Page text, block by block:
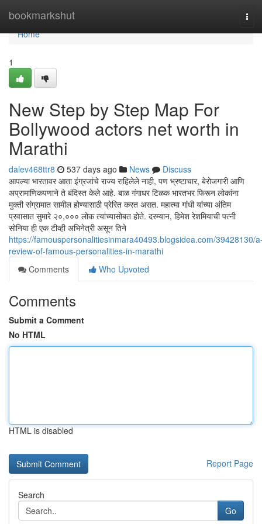
bookmarkshut
Home
Home
1
New Step by Step Map For
Bollywood actors net worth in
Marathi
dalev468ttr8 537 days ago News
Discuss
आपल्या भारतावर आता इंग्रजांचे राज्य राहिलेले नाही, पण भ्रष्टाचार, बेरोजगारी आणि
अप्रामाणिकपणाने ते बंदिस्त केले आहे. बाळ गंगाधर टिळक भारतभर फिरून लोकांना
मुक्ती संग्रामात सामील होण्यासाठी प्रेरित करत असत. महात्मा गांधी यांच्या अंतिम
प्रवासात सुमारे २०,००० लोक त्यांच्यासोबत होते. दरम्यान, हिमेश रेशमियाची पत्नी
सोनिया ही एक टीव्ही अभिनेत्री असून तिने
https://famouspersonalitiesinmara40493.blogsidea.com/39428130/
review-of-famous-personalities-in-marathi
Comments
Who Upvoted
Comments
Submit a Comment
No HTML
HTML is disabled
Report Page
Search
Go